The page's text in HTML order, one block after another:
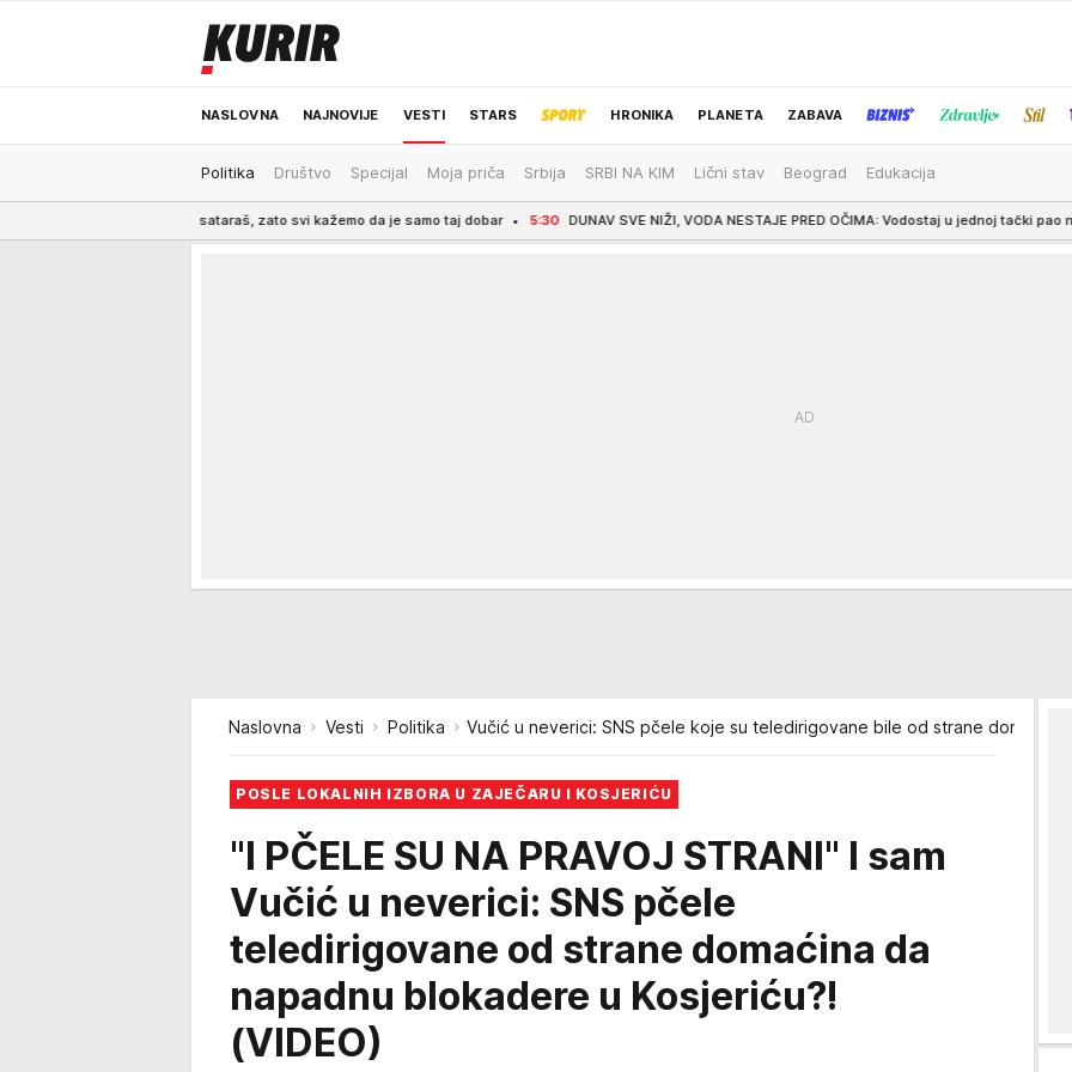
NASLOVNA NAJNOVIJE VESTI STARS HRONIKA PLANETA ZABAVA
ODRŽIVA BUDUĆNOST REGION NEWS IZBOR UREDNIKA
Politika Društvo Specijal Moja priča Srbija SRBI NA KIM Lični stav Beograd Edukacija
bake spremale sataraš, zato svi kažemo da je samo taj dobar 5:30 DUNAV SVE NIŽI, VODA NESTAJE PRED OČIMA: Vodostaj u jednoj tački pao na -97
Naslovna Vesti Politika Vučić u neverici: SNS pčele koje su teledirigovane bile od strane domaćina
POSLE LOKALNIH IZBORA U ZAJEČARU I KOSJERIĆU
"I PČELE SU NA PRAVOJ STRANI" I sam
Vučić u neverici: SNS pčele
teledirigovane od strane domaćina da
napadnu blokadere u Kosjeriću?!
(VIDEO)